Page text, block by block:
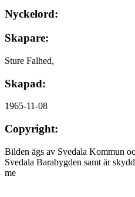
Nyckelord:
Skapare:
Sture Falhed,
Skapad:
1965-11-08
Copyright:
Bilden ägs av Svedala Kommun
Svedala Barabygden samt är
me